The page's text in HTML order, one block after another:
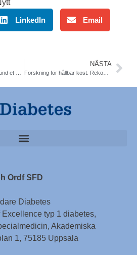
LinkedIn Email
NÄSTA
Forskning för hållbar kost. Rekommendation. Lund
Ordf SFD
Diabetes
typ 1 diabetes,
Akademiska
1, 75185 Uppsala